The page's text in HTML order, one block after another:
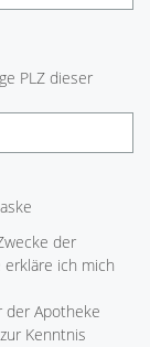
PLZ dieser
der
ich mich
der Apotheke
Kenntnis